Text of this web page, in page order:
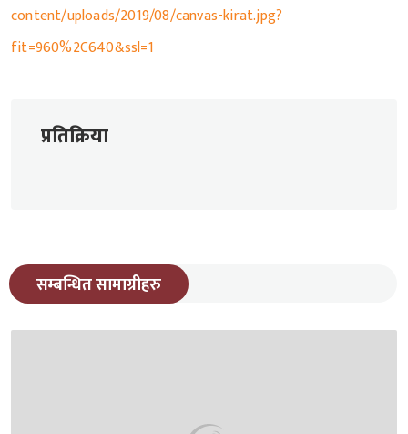
content/uploads/2019/08/canvas-kirat.jpg?
fit=960%2C640&ssl=1
प्रतिक्रिया
सम्बन्धित सामाग्रीहरु